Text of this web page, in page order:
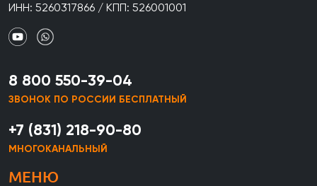
ИНН: 5260317866 / КПП: 526001001
8 800 550-39-04
ЗВОНОК ПО РОССИИ БЕСПЛАТНЫЙ
+7 (831) 218-90-80
МНОГОКАНАЛЬНЫЙ
МЕНЮ